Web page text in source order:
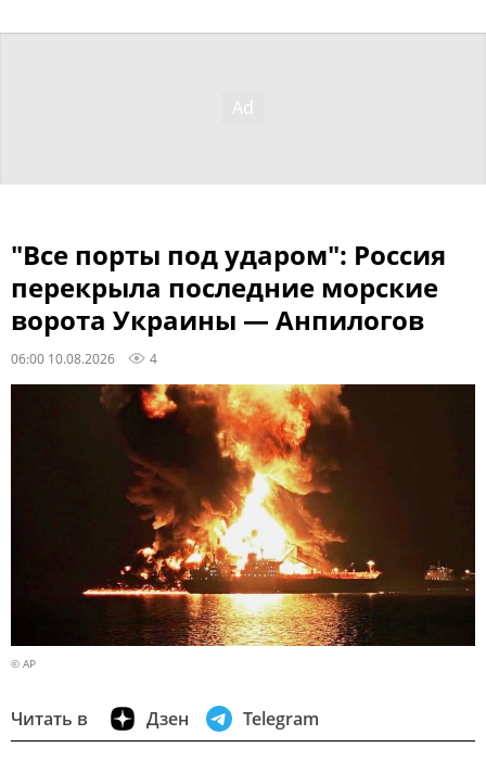
"Все порты под ударом": Россия
перекрыла последние морские
ворота Украины — Анпилогов
06:00 10.08.2026 4
© AP
Читать в Дзен Telegram